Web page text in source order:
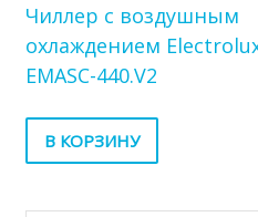
Чиллер с воздушным
охлаждением
EMASC-440.V2
В КОРЗИНУ